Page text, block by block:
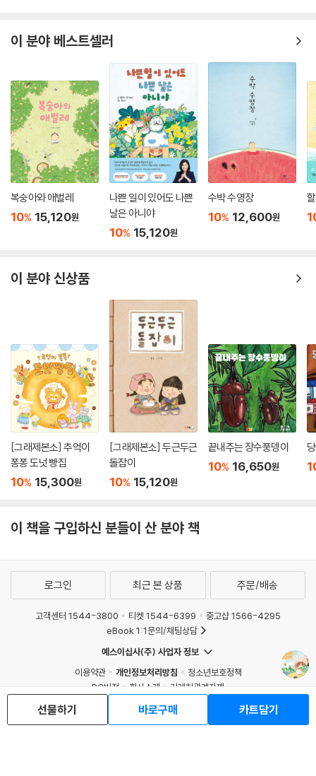
이 분야 베스트셀러
복숭아와 애벌레
10% 15,120원
나쁜 일이 있어도 나쁜
날은 아니야
10% 15,120원
수박 수영장
10% 12,600원
이 분야 신상품
[그래제본소] 추억이
퐁퐁 도넛 빵집
10% 15,300원
[그래제본소] 두근두근
돌잡이
10% 15,120원
끝내주는 장수풍뎅이
10% 16,650원
이 책을 구입하신 분들이 산 분야 책
선물하기 바로구매 카트담기
로그인 최근 본 상품 주문/배송
고객센터 1544-3800 티켓 1544-6399
중고샵 1566-4295
eBook 1:1문의/채팅상담
예스이십사(주) 사업자 정보
이용약관
개인정보처리방침
청소년보호정책
PC버전
회사소개
거래처관계자께
Copyright © YES24 Corp. All Rights Reserved.